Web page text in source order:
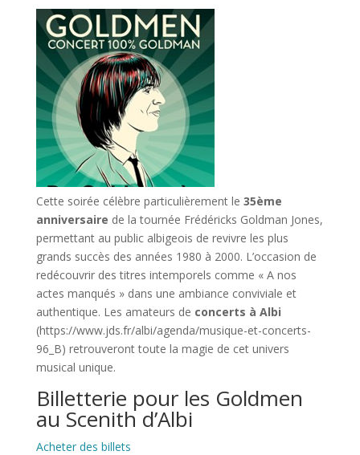
Cette soirée célèbre particulièrement le 35ème
anniversaire de la tournée Frédéricks Goldman Jones,
permettant au public albigeois de revivre les plus
grands succès des années 1980 à 2000. L’occasion de
redécouvrir des titres intemporels comme « A nos
actes manqués » dans une ambiance conviviale et
authentique. Les amateurs de concerts à Albi
(https://www.jds.fr/albi/agenda/musique-et-concerts-
96_B) retrouveront toute la magie de cet univers
musical unique.
Billetterie pour les Goldmen
au Scenith d’Albi
Acheter des billets